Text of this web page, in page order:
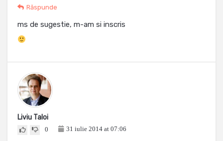
Răspunde
ms de sugestie, m-am si inscris
Liviu Taloi
0 31 iulie 2014 at 07:06